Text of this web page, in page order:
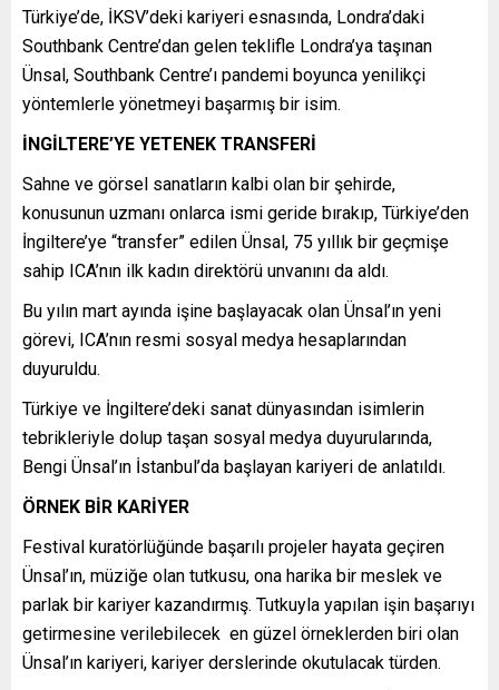
Türkiye’de, İKSV’deki kariyeri esnasında, Londra’daki
Southbank Centre’dan gelen teklifle Londra’ya taşınan
Ünsal, Southbank Centre’ı pandemi boyunca yenilikçi
yöntemlerle yönetmeyi başarmış bir isim.
İNGİLTERE’YE YETENEK TRANSFERİ
Sahne ve görsel sanatların kalbi olan bir şehirde,
konusunun uzmanı onlarca ismi geride bırakıp, Türkiye’den
İngiltere’ye “transfer” edilen Ünsal, 75 yıllık bir geçmişe
sahip ICA’nın ilk kadın direktörü unvanını da aldı.
Bu yılın mart ayında işine başlayacak olan Ünsal’ın yeni
görevi, ICA’nın resmi sosyal medya hesaplarından
duyuruldu.
Türkiye ve İngiltere’deki sanat dünyasından isimlerin
tebrikleriyle dolup taşan sosyal medya duyurularında,
Bengi Ünsal’ın İstanbul’da başlayan kariyeri de anlatıldı.
ÖRNEK BİR KARİYER
Festival kuratörlüğünde başarılı projeler hayata geçiren
Ünsal’ın, müziğe olan tutkusu, ona harika bir meslek ve
parlak bir kariyer kazandırmış. Tutkuyla yapılan işin başarıyı
getirmesine verilebilecek en güzel örneklerden biri olan
Ünsal’ın kariyeri, kariyer derslerinde okutulacak türden.